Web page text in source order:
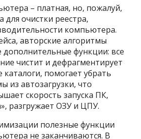
– платная, но, пожалуй,
очистки реестра,
компьютера.
авторские алгоритмы
функции: все
чистит и дефрагментирует
каталоги, помогает убрать
из автозагрузки, что
скорость запуска ПК,
разгружает ОЗУ и ЦПУ.
полезные функции
не заканчиваются. В